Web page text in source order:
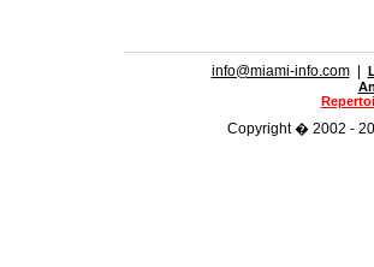
info@miami-info.com|
Copyright � 2002 -